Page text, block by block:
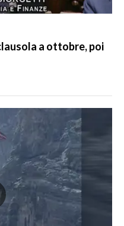
a ottobre, poi